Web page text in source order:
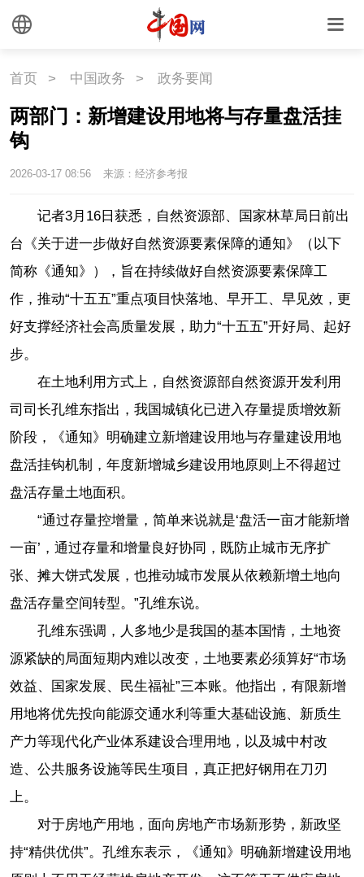
首页 > 中国政务 > 政务要闻
两部门：新增建设用地将与存量盘活挂
钩
2026-03-17 08:56 来源：经济参考报
记者3月16日获悉，自然资源部、国家林草局日前出
台《关于进一步做好自然资源要素保障的通知》（以下
简称《通知》），旨在持续做好自然资源要素保障工
作，推动“十五五”重点项目快落地、早开工、早见效，更
好支撑经济社会高质量发展，助力“十五五”开好局、起好
步。
在土地利用方式上，自然资源部自然资源开发利用
司司长孔维东指出，我国城镇化已进入存量提质增效新
阶段，《通知》明确建立新增建设用地与存量建设用地
盘活挂钩机制，年度新增城乡建设用地原则上不得超过
盘活存量土地面积。
“通过存量控增量，简单来说就是‘盘活一亩才能新增
一亩’，通过存量和增量良好协同，既防止城市无序扩
张、摊大饼式发展，也推动城市发展从依赖新增土地向
盘活存量空间转型。”孔维东说。
孔维东强调，人多地少是我国的基本国情，土地资
源紧缺的局面短期内难以改变，土地要素必须算好“市场
效益、国家发展、民生福祉”三本账。他指出，有限新增
用地将优先投向能源交通水利等重大基础设施、新质生
产力等现代化产业体系建设合理用地，以及城中村改
造、公共服务设施等民生项目，真正把好钢用在刀刃
上。
对于房地产用地，面向房地产市场新形势，新政坚
持“精供优供”。孔维东表示，《通知》明确新增建设用地